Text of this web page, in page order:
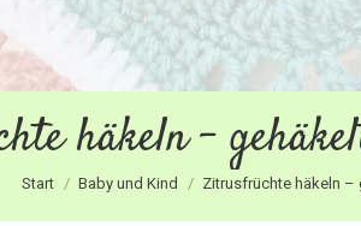
häkeln –
Sie befinden sich hier:
Start Baby und Kind Zitrusfrüchte häkeln –